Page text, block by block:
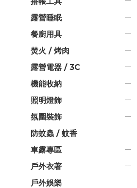
露營睡眠
餐廚用具
焚火 / 烤肉
露營電器 / 3C
機能收納
照明燈飾
氛圍裝飾
防蚊蟲 / 蚊香
車露專區
戶外衣著
戶外娛樂